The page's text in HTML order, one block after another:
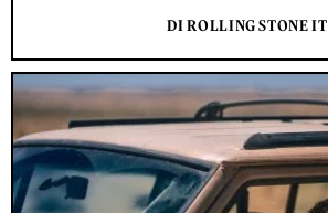
DI ROLLING STONE IT